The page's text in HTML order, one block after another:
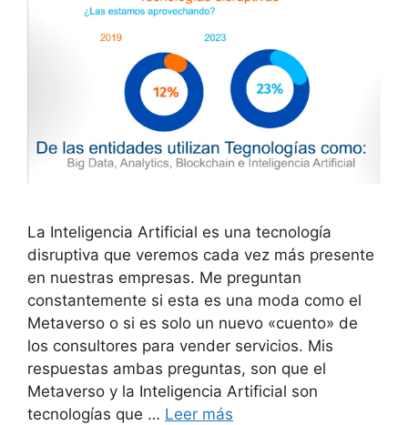
La Inteligencia Artificial es una tecnología
disruptiva que veremos cada vez más presente
en nuestras empresas. Me preguntan
constantemente si esta es una moda como el
Metaverso o si es solo un nuevo «cuento» de
los consultores para vender servicios. Mis
respuestas ambas preguntas, son que el
Metaverso y la Inteligencia Artificial son
tecnologías que … Leer más